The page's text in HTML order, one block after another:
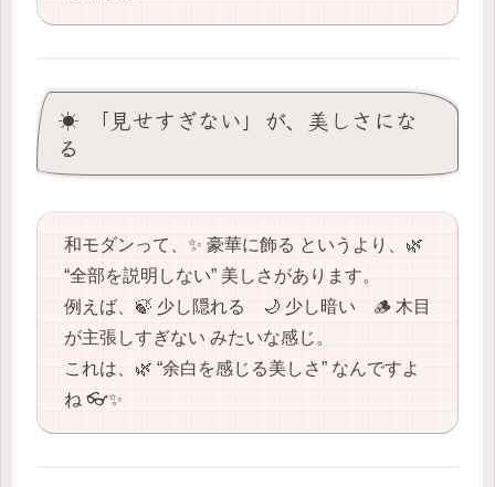
☀️ 「見せすぎない」が、美しさにな
る
和モダンって、✨ 豪華に飾る というより、🌿
“全部を説明しない” 美しさがあります。
例えば、🍃 少し隠れる 🌙 少し暗い 🪵 木目
が主張しすぎない みたいな感じ。
これは、🌿 “余白を感じる美しさ” なんですよ
ね 👓✨